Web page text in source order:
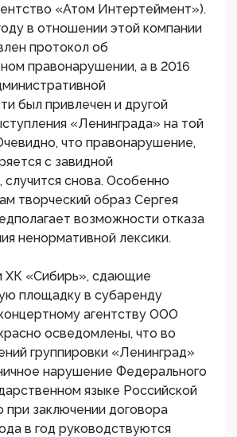
«Атом Интертеймент»).
в отношении этой компании
протокол об
правонарушении, а в 2016
был привлечен и другой
«Ленинграда» на той
что правонарушение,
с завидной
случится снова. Особенно
творческий образ Сергея
возможности отказа
ненормативной лексики.
ХК «Сибирь», сдающие
площадку в субаренду
агентству ООО
осведомлены, что во
группировки «Ленинград»
нарушение Федерального
языке Российской
заключении договора
в год руководствуются